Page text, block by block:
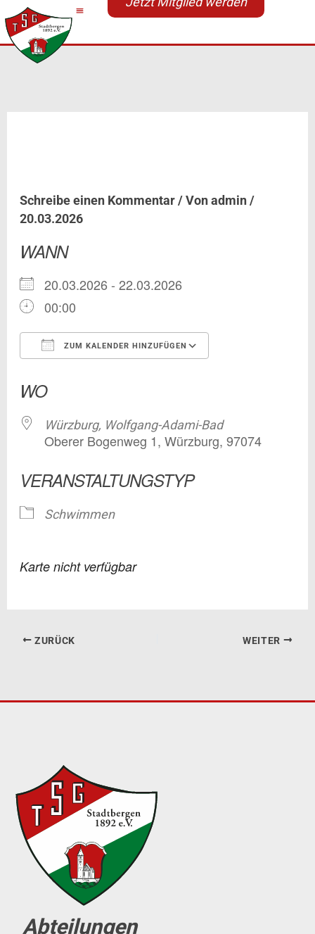
Zum
Inhalt
springen
Schreibe einen Kommentar / Vonadmin/
20.03.2026
WANN
20.03.2026 - 22.03.2026
00:00
ZUM KALENDER HINZUFÜGEN
WO
Würzburg, Wolfgang-Adami-Bad
Oberer Bogenweg 1, Würzburg, 97074
VERANSTALTUNGSTYP
Schwimmen
Karte nicht verfügbar
ZURÜCK WEITER
Abteilungen